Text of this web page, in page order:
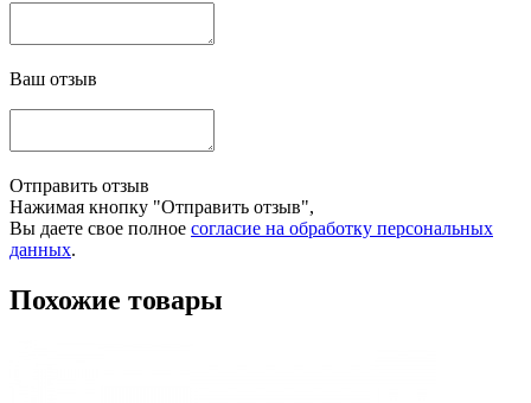
Ваш отзыв
Отправить отзыв
Нажимая кнопку "Отправить отзыв",
Вы даете свое полное согласие на обработку персональных
данных.
Похожие товары